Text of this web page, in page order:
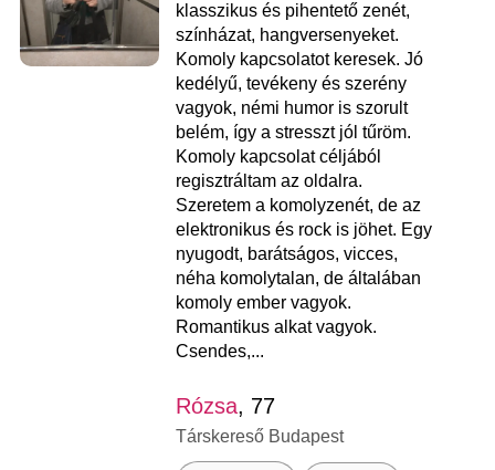
klasszikus és pihentető zenét,
színházat, hangversenyeket.
Komoly kapcsolatot keresek. Jó
kedélyű, tevékeny és szerény
vagyok, némi humor is szorult
belém, így a stresszt jól tűröm.
Komoly kapcsolat céljából
regisztráltam az oldalra.
Szeretem a komolyzenét, de az
elektronikus és rock is jöhet. Egy
nyugodt, barátságos, vicces,
néha komolytalan, de általában
komoly ember vagyok.
Romantikus alkat vagyok.
Csendes,...
Rózsa, 77
Társkereső Budapest